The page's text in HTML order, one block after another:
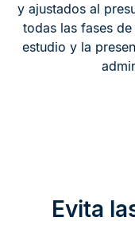
y ajustados al
todas las fases
estudio y la
Evita